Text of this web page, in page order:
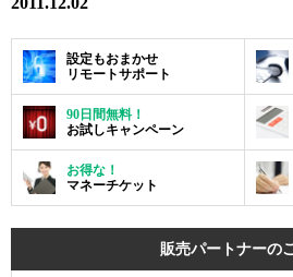
設定もおまかせ
リモートサポート
90日間無料！
お試しキャンペーン
お得な！
マネーチケット
販売パートナーの